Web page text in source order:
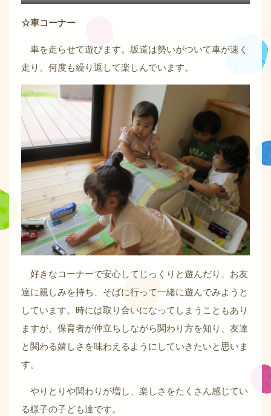
☆車コーナー
車を走らせて遊びます。坂道は勢いがついて車が速く
走り、何度も繰り返して楽しんでいます。
好きなコーナーで安心してじっくりと遊んだり、お友
達に親しみを持ち、そばに行って一緒に遊んでみようと
しています。時には取り合いになってしまうこともあり
ますが、保育者が仲立ちしながら関わり方を知り、友達
と関わる嬉しさを味わえるようにしていきたいと思いま
す。
やりとりや関わりが増し、楽しさをたくさん感じてい
る様子の子ども達です。